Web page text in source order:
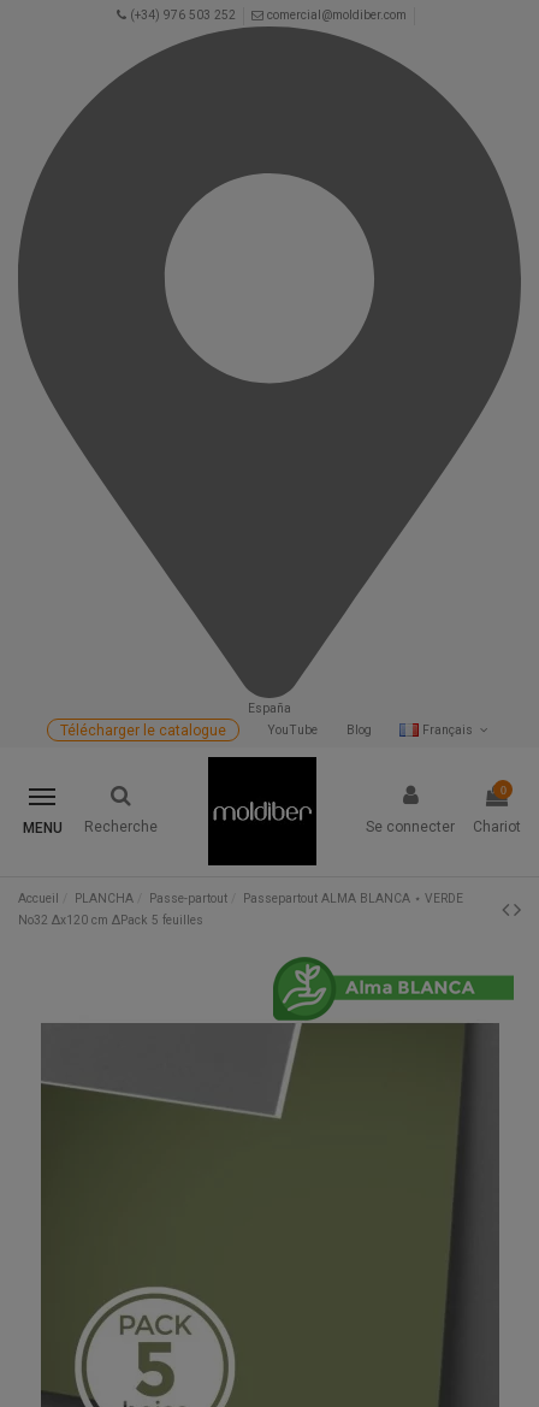
(+34) 976 503 252 comercial@moldiber.com
España
Français
Blog
YouTube
Télécharger le catalogue
MENU Recherche Se connecter
0
Chariot
Accueil PLANCHA Passe-partout
Passepartout ALMA BLANCA ⋆ VERDE
No32 Δx120 cm ΔPack 5 feuilles